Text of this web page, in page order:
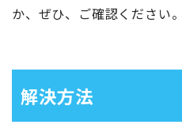
か、ぜひ、ご確認ください。
解決方法